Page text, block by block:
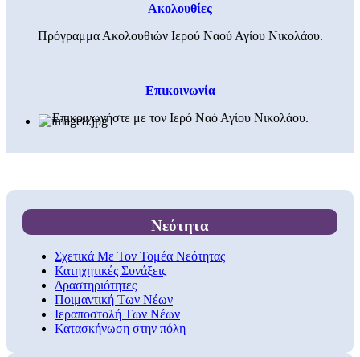
Ακολουθίες
Πρόγραμμα Ακολουθιών Ιερού Ναού Αγίου Νικολάου.
Επικοινωνία
Επικοινωνήστε με τον Ιερό Ναό Αγίου Νικολάου.
Νεότητα
Σχετικά Με Τον Τομέα Νεότητας
Κατηχητικές Συνάξεις
Δραστηριότητες
Ποιμαντική Των Νέων
Ιεραποστολή Των Νέων
Κατασκήνωση στην πόλη